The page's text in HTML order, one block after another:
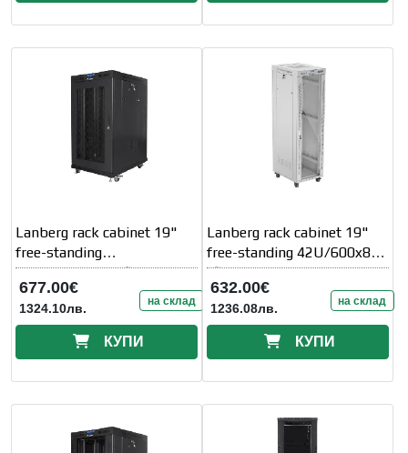
Lanberg rack cabinet 19"
free-standing
22U/800x1000 (flat
677.00€
1324.10лв. на склад
КУПИ
Lanberg rack cabinet 19"
free-standing 42U/600x800
(flat
632.00€
1236.08лв. на склад
КУПИ